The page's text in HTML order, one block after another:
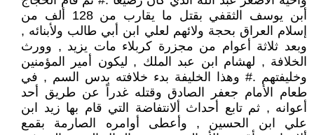
أبن يوسف الثقفي بقتل ما يقارب من 128 ألف من
إسلام العراق بحجة ولائهم لعلي ابن أبي طالب ولأبنائه ,
وبعد ثلاثة أعوام من مجزرة كربلاء مات يزيد , وورث
الخلافة , لهشام ابن عبد الملك , ليكون أمير المؤمنين
وخليفتهم .# وهذا الخليفة بدء خلافته بدس السم , في
طعام الأمام جعفر الصادق وقتله غدراً عن طريق أحد
أعوانه , ثم تابع أحداث ألانتفاضة التي قام بها زيد ابن
علي ابن الحسين , وأعطى أوامره الصارمة بقمع